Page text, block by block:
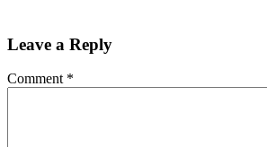
Leave a Reply
Comment *